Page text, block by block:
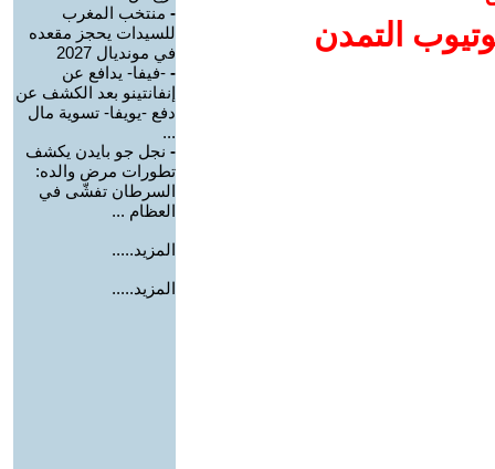
التمدن
- منتخب المغرب
للسيدات يحجز مقعده
في مونديال 2027
- -فيفا- يدافع عن
إنفانتينو بعد الكشف عن
دفع -يويفا- تسوية مال
...
- نجل جو بايدن يكشف
تطورات مرض والده:
السرطان تفشّى في
العظام ...
المزيد.....
المزيد.....